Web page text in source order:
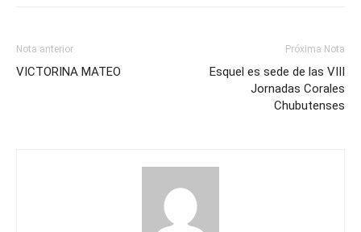
Nota anterior
VICTORINA MATEO
Próxima Nota
Esquel es sede de las VIII
Jornadas Corales
Chubutenses